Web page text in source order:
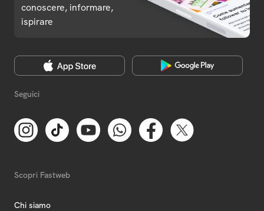
conoscere, informare,
ispirare
Seguici
Scopri Fastweb
Chi siamo